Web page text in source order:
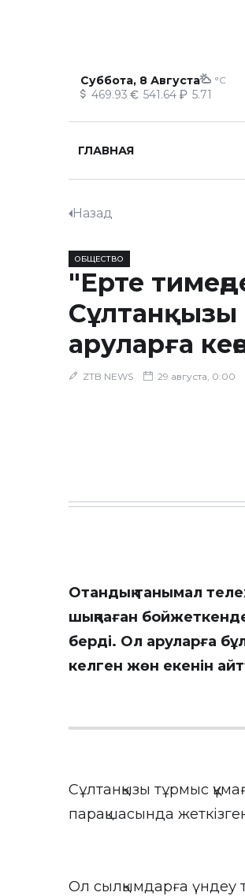
Суббота, 8 Августа °C
469.93 541.64 5.71
ГЛАВНАЯ
Назад
ОБЩЕСТВО
"Ерте
Сұлтанқызы
аруларға
ZTB NEWS 29 августа, 0:00
Отандық танымал
шықпаған
берді. Ол аруларға
келген жөн екенін
Сұлтанқызы тұрмыс
парақшасында
Ол сылқымдарға үндеу